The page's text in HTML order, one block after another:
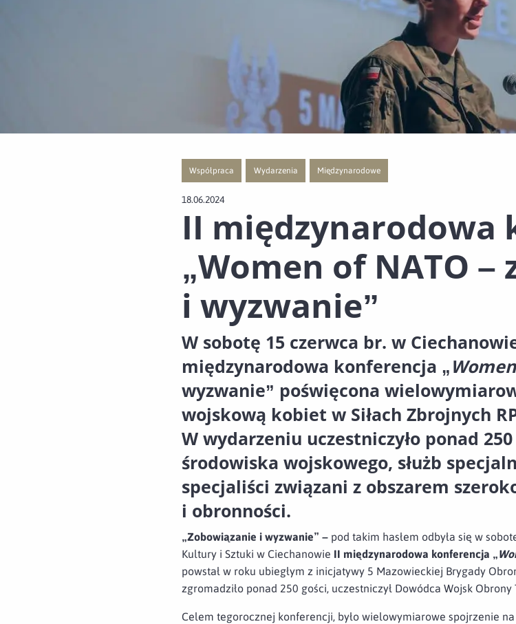
Współpraca
Przejście do nowej strony z listą publikacji o kategorii Współpraca
Wydarzenia
Przejście do nowej strony z listą publikacji o kategorii Wydarzenia
Międzynarodowe
Przejście do nowej strony z listą publikacji o kategorii
18.06.2024
II międzynarodowa
„Women of NATO
i wyzwanie”
W sobotę 15 czerwca br. w
międzynarodowa konferencja „
wyzwanie” poświęcona
wojskową kobiet w Siłach Zbrojnych
W wydarzeniu uczestniczyło ponad
środowiska wojskowego, służb
specjaliści związani z obszarem
i obronności.
„Zobowiązanie i wyzwanie” – pod takim hasłem odbyła się w
Kultury i Sztuki w Ciechanowie II międzynarodowa konferencja „
powstał w roku ubiegłym z inicjatywy 5 Mazowieckiej Brygady
zgromadziło ponad 250 gości, uczestniczył Dowódca Wojsk
Celem tegorocznej konferencji, było wielowymiarowe spojrzenie